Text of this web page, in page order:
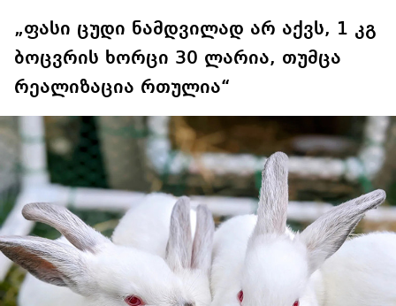
„ფასი ცუდი ნამდვილად არ აქვს, 1 კგ
ბოცვრის ხორცი 30 ლარია, თუმცა
რეალიზაცია რთულია“